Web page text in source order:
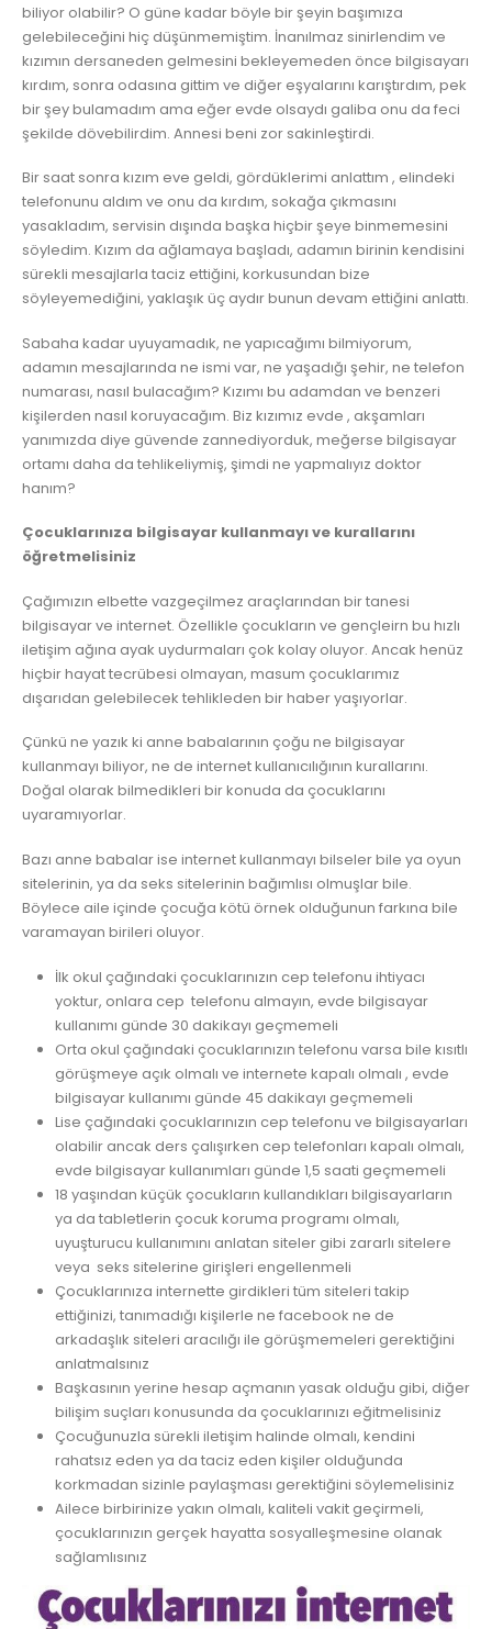
biliyor olabilir? O güne kadar böyle bir şeyin başımıza
gelebileceğini hiç düşünmemiştim. İnanılmaz sinirlendim ve
kızımın dersaneden gelmesini bekleyemeden önce bilgisayarı
kırdım, sonra odasına gittim ve diğer eşyalarını karıştırdım, pek
bir şey bulamadım ama eğer evde olsaydı galiba onu da feci
şekilde dövebilirdim. Annesi beni zor sakinleştirdi.
Bir saat sonra kızım eve geldi, gördüklerimi anlattım , elindeki
telefonunu aldım ve onu da kırdım, sokağa çıkmasını
yasakladım, servisin dışında başka hiçbir şeye binmemesini
söyledim. Kızım da ağlamaya başladı, adamın birinin kendisini
sürekli mesajlarla taciz ettiğini, korkusundan bize
söyleyemediğini, yaklaşık üç aydır bunun devam ettiğini anlattı.
Sabaha kadar uyuyamadık, ne yapıcağımı bilmiyorum,
adamın mesajlarında ne ismi var, ne yaşadığı şehir, ne telefon
numarası, nasıl bulacağım? Kızımı bu adamdan ve benzeri
kişilerden nasıl koruyacağım. Biz kızımız evde , akşamları
yanımızda diye güvende zannediyorduk, meğerse bilgisayar
ortamı daha da tehlikeliymiş, şimdi ne yapmalıyız doktor
hanım?
Çocuklarınıza bilgisayar kullanmayı ve kurallarını
öğretmelisiniz
Çağımızın elbette vazgeçilmez araçlarından bir tanesi
bilgisayar ve internet. Özellikle çocukların ve gençleirn bu hızlı
iletişim ağına ayak uydurmaları çok kolay oluyor. Ancak henüz
hiçbir hayat tecrübesi olmayan, masum çocuklarımız
dışarıdan gelebilecek tehlikleden bir haber yaşıyorlar.
Çünkü ne yazık ki anne babalarının çoğu ne bilgisayar
kullanmayı biliyor, ne de internet kullanıcılığının kurallarını.
Doğal olarak bilmedikleri bir konuda da çocuklarını
uyaramıyorlar.
Bazı anne babalar ise internet kullanmayı bilseler bile ya oyun
sitelerinin, ya da seks sitelerinin bağımlısı olmuşlar bile.
Böylece aile içinde çocuğa kötü örnek olduğunun farkına bile
varamayan birileri oluyor.
İlk okul çağındaki çocuklarınızın cep telefonu ihtiyacı
yoktur, onlara cep telefonu almayın, evde bilgisayar
kullanımı günde 30 dakikayı geçmemeli
Orta okul çağındaki çocuklarınızın telefonu varsa bile kısıtlı
görüşmeye açık olmalı ve internete kapalı olmalı , evde
bilgisayar kullanımı günde 45 dakikayı geçmemeli
Lise çağındaki çocuklarınızın cep telefonu ve bilgisayarları
olabilir ancak ders çalışırken cep telefonları kapalı olmalı,
evde bilgisayar kullanımları günde 1,5 saati geçmemeli
18 yaşından küçük çocukların kullandıkları bilgisayarların
ya da tabletlerin çocuk koruma programı olmalı,
uyuşturucu kullanımını anlatan siteler gibi zararlı sitelere
veya seks sitelerine girişleri engellenmeli
Çocuklarınıza internette girdikleri tüm siteleri takip
ettiğinizi, tanımadığı kişilerle ne facebook ne de
arkadaşlık siteleri aracılığı ile görüşmemeleri gerektiğini
anlatmalsınız
Başkasının yerine hesap açmanın yasak olduğu gibi, diğer
bilişim suçları konusunda da çocuklarınızı eğitmelisiniz
Çocuğunuzla sürekli iletişim halinde olmalı, kendini
rahatsız eden ya da taciz eden kişiler olduğunda
korkmadan sizinle paylaşması gerektiğini söylemelisiniz
Ailece birbirinize yakın olmalı, kaliteli vakit geçirmeli,
çocuklarınızın gerçek hayatta sosyalleşmesine olanak
sağlamlısınız